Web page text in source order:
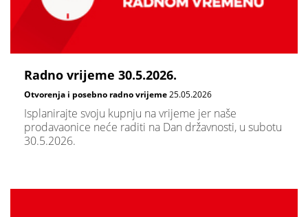
Radno vrijeme 30.5.2026.
Otvorenja i posebno radno vrijeme25.05.2026
Isplanirajte svoju kupnju na vrijeme jer naše
prodavaonice neće raditi na Dan državnosti, u subotu
30.5.2026.